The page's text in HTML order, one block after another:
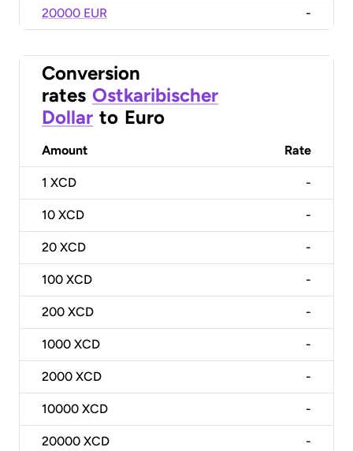
20000 EUR -
Conversion
rates Ostkaribischer
Dollar to Euro
Amount Rate
1 XCD -
10 XCD -
20 XCD -
100 XCD -
200 XCD -
1000 XCD -
2000 XCD -
10000 XCD -
20000 XCD -